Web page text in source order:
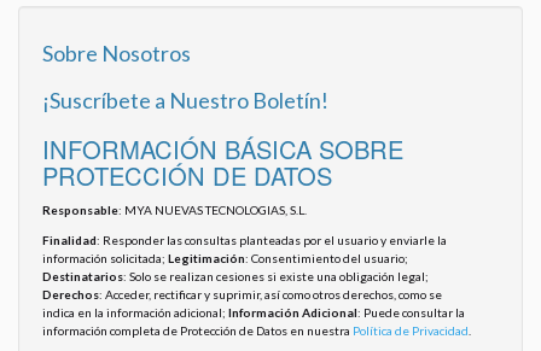
Sobre Nosotros
¡Suscríbete a Nuestro Boletín!
INFORMACIÓN BÁSICA SOBRE
PROTECCIÓN DE DATOS
Responsable: MYA NUEVAS TECNOLOGIAS, S.L.
Finalidad: Responder las consultas planteadas por el usuario y enviarle la
información solicitada; Legitimación: Consentimiento del usuario;
Destinatarios: Solo se realizan cesiones si existe una obligación legal;
Derechos: Acceder, rectificar y suprimir, así como otros derechos, como se
indica en la información adicional; Información Adicional: Puede consultar la
información completa de Protección de Datos en nuestra Política de Privacidad